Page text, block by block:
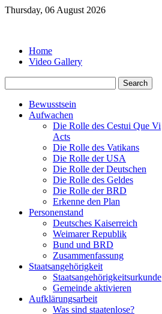
Thursday, 06 August 2026
Home
Video Gallery
Bewusstsein
Aufwachen
Die Rolle des Cestui Que Vi
Acts
Die Rolle des Vatikans
Die Rolle der USA
Die Rolle der Deutschen
Die Rolle des Geldes
Die Rolle der BRD
Erkenne den Plan
Personenstand
Deutsches Kaiserreich
Weimarer Republik
Bund und BRD
Zusammenfassung
Staatsangehörigkeit
Staatsangehörigkeitsurkunde
Gemeinde aktivieren
Aufklärungsarbeit
Was sind staatenlose?